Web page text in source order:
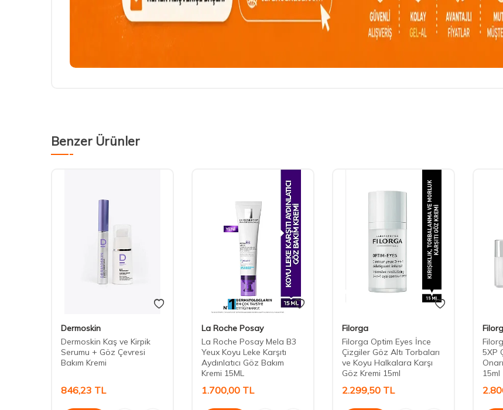
Benzer Ürünler
Dermoskin
Dermoskin Kaş ve Kirpik
Serumu + Göz Çevresi
Bakım Kremi
846,23 TL
La Roche Posay
La Roche Posay Mela B3
Yeux Koyu Leke Karşıtı
Aydınlatıcı Göz Bakım
Kremi 15ML
1.700,00 TL
Filorga
Filorga Optim Eyes İnce
Çizgiler Göz Altı Torbaları
ve Koyu Halkalara Karşı
Göz Kremi 15ml
2.299,50 TL
5XP
15ml